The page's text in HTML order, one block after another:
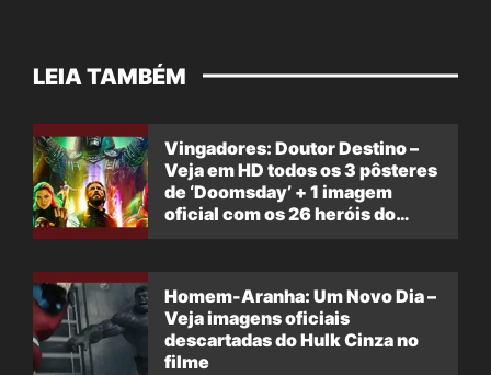
LEIA TAMBÉM
Vingadores: Doutor Destino –
Veja em HD todos os 3 pôsteres
de ‘Doomsday’ + 1 imagem
oficial com os 26 heróis do
Homem-Aranha: Um Novo Dia –
Veja imagens oficiais
descartadas do Hulk Cinza no
filme